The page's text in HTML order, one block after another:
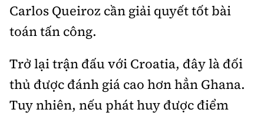
Carlos Queiroz cần giải quyết tốt bài
toán tấn công.
Trở lại trận đấu với Croatia, đây là đối
thủ được đánh giá cao hơn hẳn Ghana.
Tuy nhiên, nếu phát huy được điểm